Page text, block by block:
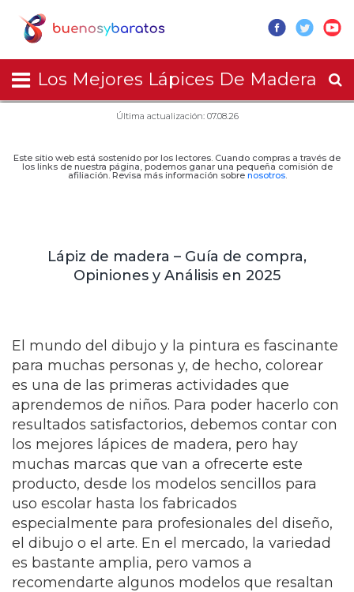
Los Mejores Lápices De Madera
Última actualización: 07.08.26
Este sitio web está sostenido por los lectores. Cuando compras a través de
los links de nuestra página, podemos ganar una pequeña comisión de
afiliación. Revisa más información sobre nosotros.
Lápiz de madera – Guía de compra,
Opiniones y Análisis en 2025
El mundo del dibujo y la pintura es fascinante
para muchas personas y, de hecho, colorear
es una de las primeras actividades que
aprendemos de niños. Para poder hacerlo con
resultados satisfactorios, debemos contar con
los mejores lápices de madera, pero hay
muchas marcas que van a ofrecerte este
producto, desde los modelos sencillos para
uso escolar hasta los fabricados
especialmente para profesionales del diseño,
el dibujo o el arte. En el mercado, la variedad
es bastante amplia, pero vamos a
recomendarte algunos modelos que resaltan